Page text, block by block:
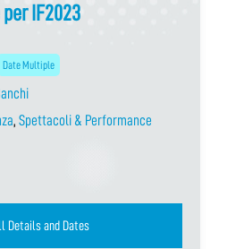
IF2023
Date Multiple
, Spettacoli & Performance
Details and Dates